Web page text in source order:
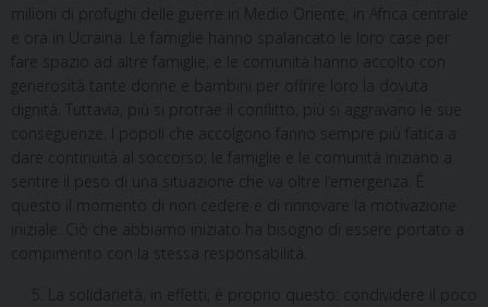
milioni di profughi delle guerre in Medio Oriente, in Africa centrale
e ora in Ucraina. Le famiglie hanno spalancato le loro case per
fare spazio ad altre famiglie, e le comunità hanno accolto con
generosità tante donne e bambini per offrire loro la dovuta
dignità. Tuttavia, più si protrae il conflitto, più si aggravano le sue
conseguenze. I popoli che accolgono fanno sempre più fatica a
dare continuità al soccorso; le famiglie e le comunità iniziano a
sentire il peso di una situazione che va oltre l’emergenza. È
questo il momento di non cedere e di rinnovare la motivazione
iniziale. Ciò che abbiamo iniziato ha bisogno di essere portato a
compimento con la stessa responsabilità.
La solidarietà, in effetti, è proprio questo: condividere il poco